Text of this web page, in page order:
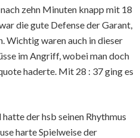
zehn Minuten knapp mit 18
die gute Defense der Garant,
Wichtig waren auch in dieser
im Angriff, wobei man doch
haderte. Mit 28 : 37 ging es
der hsb seinen Rhythmus
harte Spielweise der